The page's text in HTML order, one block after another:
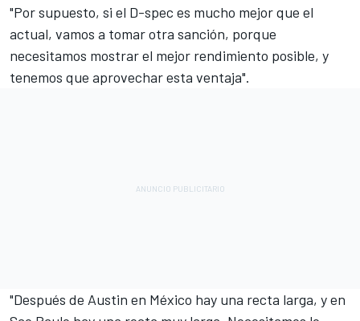
"Por supuesto, si el D-spec es mucho mejor que el
actual, vamos a tomar otra sanción, porque
necesitamos mostrar el mejor rendimiento posible, y
tenemos que aprovechar esta ventaja".
"Después de Austin en México hay una recta larga, y en